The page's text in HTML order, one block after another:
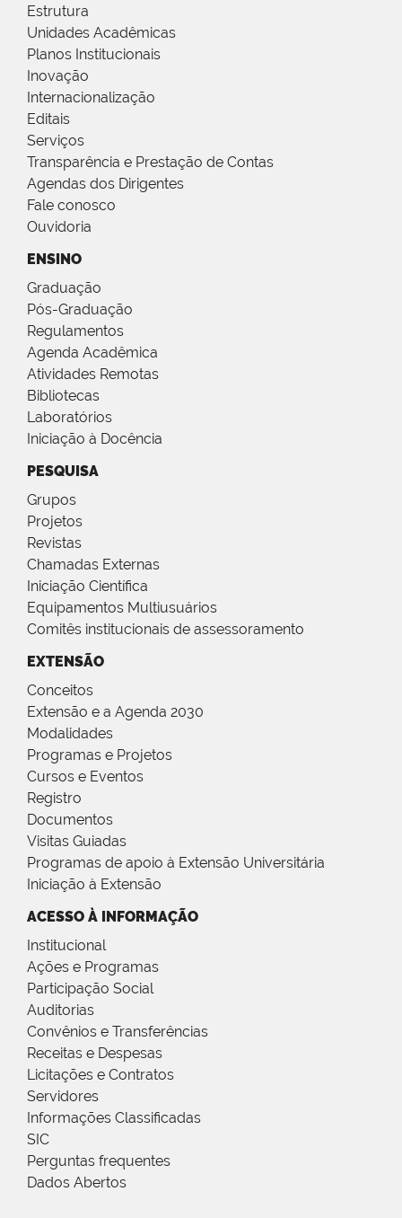
Estrutura
Unidades Acadêmicas
Planos Institucionais
Inovação
Internacionalização
Editais
Serviços
Transparência e Prestação de Contas
Agendas dos Dirigentes
Fale conosco
Ouvidoria
ENSINO
Graduação
Pós-Graduação
Regulamentos
Agenda Acadêmica
Atividades Remotas
Bibliotecas
Laboratórios
Iniciação à Docência
PESQUISA
Grupos
Projetos
Revistas
Chamadas Externas
Iniciação Científica
Equipamentos Multiusuários
Comitês institucionais de assessoramento
EXTENSÃO
Conceitos
Extensão e a Agenda 2030
Modalidades
Programas e Projetos
Cursos e Eventos
Registro
Documentos
Visitas Guiadas
Programas de apoio à Extensão Universitária
Iniciação à Extensão
ACESSO À INFORMAÇÃO
Institucional
Ações e Programas
Participação Social
Auditorias
Convênios e Transferências
Receitas e Despesas
Licitações e Contratos
Servidores
Informações Classificadas
SIC
Perguntas frequentes
Dados Abertos